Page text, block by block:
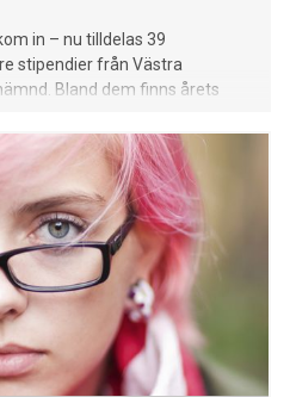
in – nu tilldelas 39
stipendier från Västra
Bland dem finns årets